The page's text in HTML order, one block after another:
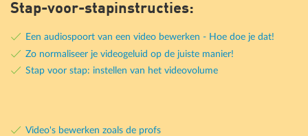
Stap-voor-stapinstructies:
Een audiospoort van een video bewerken - Hoe doe je dat!
Zo normaliseer je videogeluid op de juiste manier!
Stap voor stap: instellen van het videovolume
Video's bewerken zoals de profs